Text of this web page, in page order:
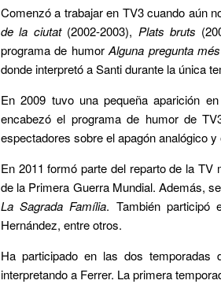
Comenzó a trabajar en TV3 cuando aún
de la ciutat(2002-2003), Plats bruts
programa de humorAlguna pregunta
donde interpretó a Santi durante la única
En 2009 tuvo una pequeña aparición
encabezó el programa de humor de
espectadores sobre el apagón analógico y
En 2011 formó parte del reparto de la TV
de la Primera Guerra Mundial. Además,
La Sagrada Família. También participó
Hernández, entre otros.
Ha participado en las dos
interpretando a Ferrer. La primera